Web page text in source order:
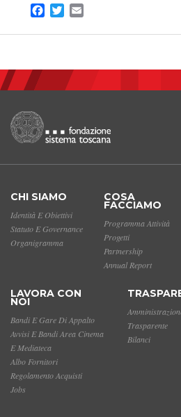
Facebook
Twitter
CHI SIAMO
Identità E Obiettivi
Statuto E Governance
Organigramma
COSA
FACCIAMO
Programma Attività
Progetti
Partnership
Annual Report
LAVORA CON
NOI
Bandi E Gare Di Appalto
Avvisi E Bandi Area Cinema
E Mediateca
Albo Fornitori
Regolamento Acquisti
Jobs
Trasparente
Bilanci